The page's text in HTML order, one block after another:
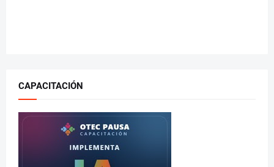
CAPACITACIÓN